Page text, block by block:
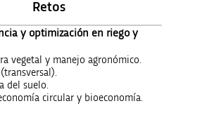
Retos
y optimización en riego y
vegetal y manejo agronómico.
del suelo.
circular y bioeconomía.